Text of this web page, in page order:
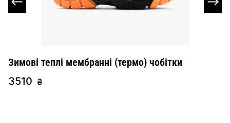
Зимові теплі мембранні (термо) чобітки
3510 ₴